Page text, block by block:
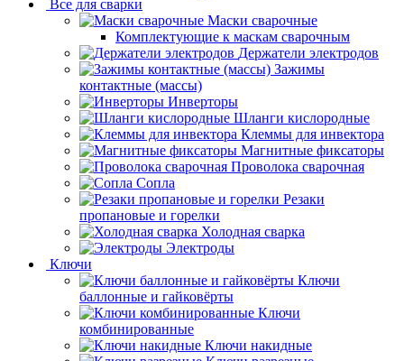
Все для сварки
Маски сварочные
Комплектующие к маскам сварочным
Держатели электродов
Зажимы
контактные (массы)
Инверторы
Шланги кислородные
Клеммы для инвектора
Магнитные фиксаторы
Проволока сварочная
Сопла
Резаки
пропановые и горелки
Холодная сварка
Электроды
Ключи
Ключи
баллонные и гайковёрты
Ключи
комбинированные
Ключи накидные